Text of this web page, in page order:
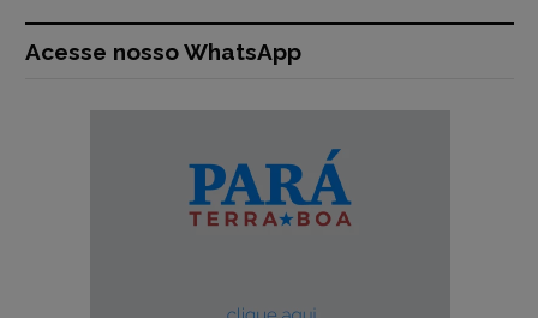
Acesse nosso WhatsApp